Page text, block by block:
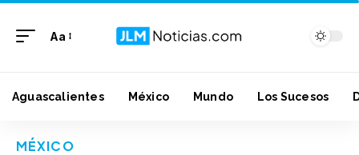
Aa
Aguascalientes México Mundo Los Sucesos
MÉXICO